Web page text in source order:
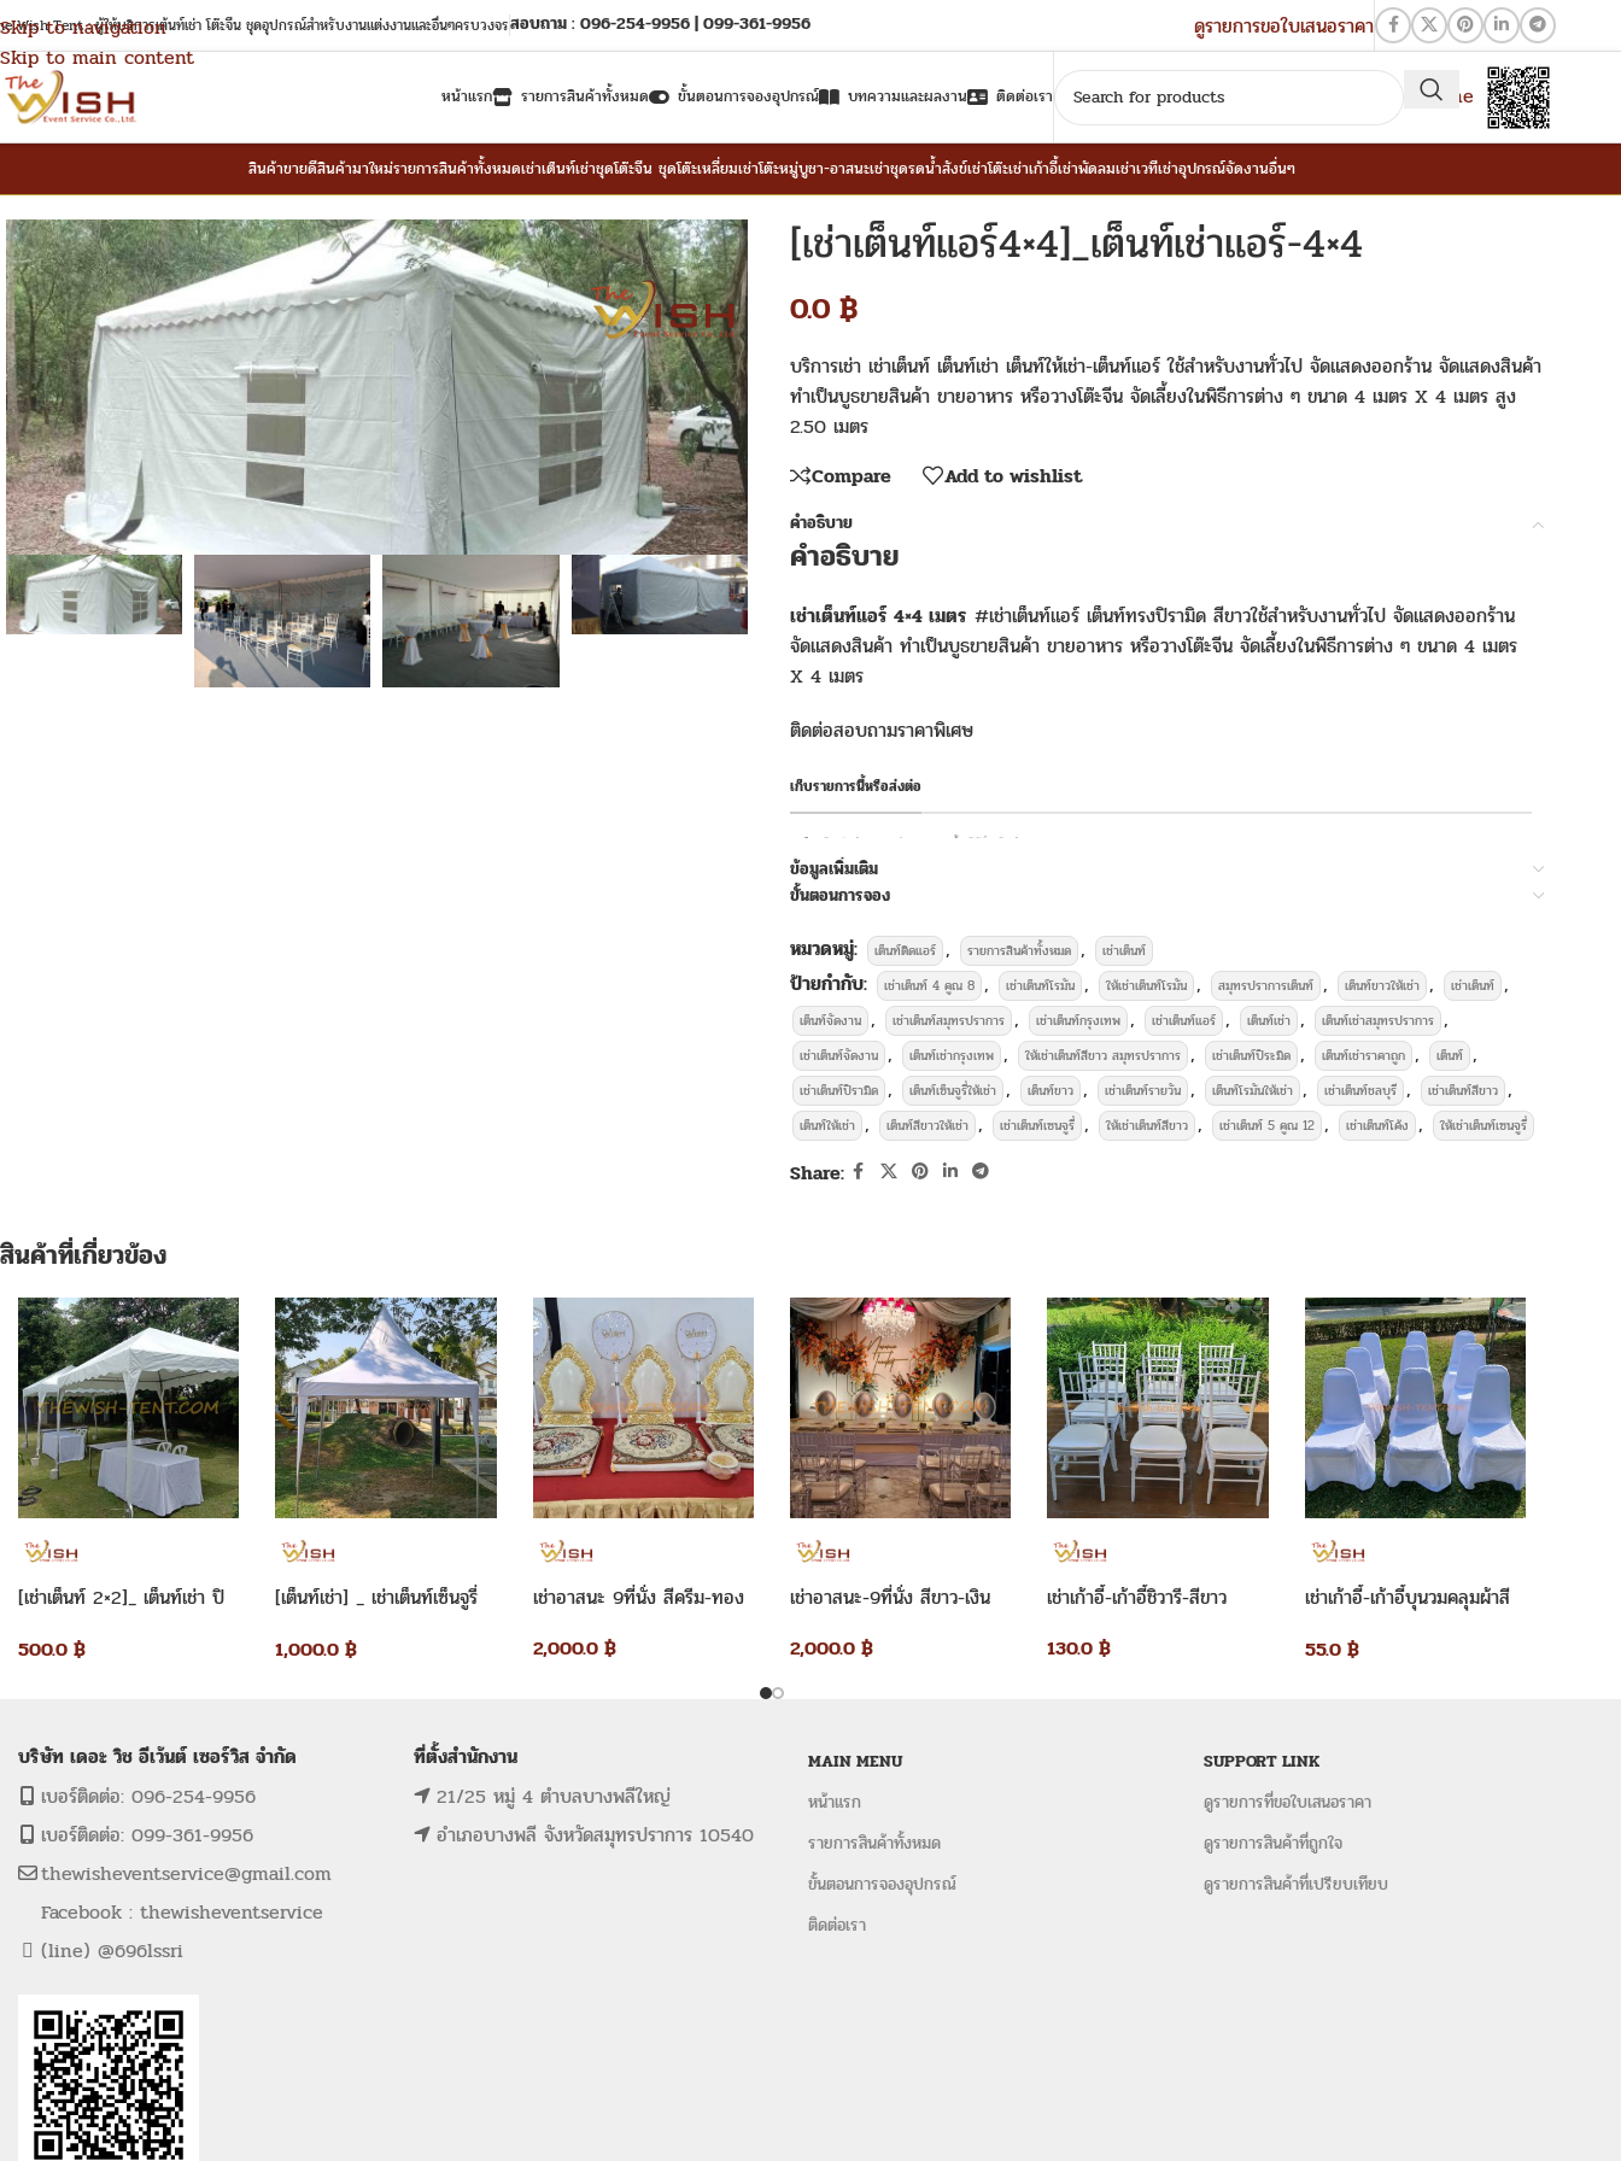
Skip to navigation
Skip to main content
Wish Tent : ผู้ให้บริการเต้นท์เช่า โต๊ะจีน ชุดอุปกรณ์สำหรับงานแต่งงานและอื่นๆครบวงจรสอบถาม : 096-254-9956 | 099-361-9956 ดูรายการขอใบเสนอราคา
หน้าแรก รายการสินค้าทั้งหมด ขั้นตอนการจองอุปกรณ์ บทความและผลงาน ติดต่อเรา QR-Line
สินค้าขายดีสินค้ามาใหม่รายการสินค้าทั้งหมดเช่าเต็นท์เช่าชุดโต๊ะจีน ชุดโต๊ะเหลี่ยมเช่าโต๊ะหมู่บูชา-อาสนะเช่าชุดรดน้ำสังข์เช่าโต๊ะเช่าเก้าอี้เช่าพัดลมเช่าเวทีเช่าอุปกรณ์จัดงานอื่นๆ
[เช่าเต็นท์แอร์4×4]_เต็นท์เช่าแอร์-4×4
0.0 ฿
บริการเช่า เช่าเต็นท์ เต็นท์เช่า เต็นท์ให้เช่า-เต็นท์แอร์ ใช้สำหรับงานทั่วไป จัดแสดงออกร้าน จัดแสดงสินค้า
ทำเป็นบูธขายสินค้า ขายอาหาร หรือวางโต๊ะจีน จัดเลี้ยงในพิธีการต่าง ๆ ขนาด 4 เมตร X 4 เมตร สูง
2.50 เมตร
Compare
Add to wishlist
คำอธิบาย
คำอธิบาย
เช่าเต็นท์แอร์ 4×4 เมตร #เช่าเต็นท์แอร์ เต็นท์ทรงปิรามิด สีขาวใช้สำหรับงานทั่วไป จัดแสดงออกร้าน
จัดแสดงสินค้า ทำเป็นบูธขายสินค้า ขายอาหาร หรือวางโต๊ะจีน จัดเลี้ยงในพิธีการต่าง ๆ ขนาด 4 เมตร
X 4 เมตร
ติดต่อสอบถามราคาพิเศษ
เก็บรายการนี้หรือส่งต่อ
แชร์สินค้าหรือส่งรายละเอียดรายการนี้ ให้ผู้อื่นไว้ดูผ่าน Social Media
Facebook
บริการให้เช่าอุปกรณ์จัดงานเลี้ยงครบวงจร
บริการให้เช่าเต็นท์แอร์-4×4-เมตร
เช่าเต็นท์-เต็นท์เช่าแอร์ใช้สำหรับงานทั่วไป จัดแสดงออกร้าน จัด
แสดงสินค้า ทำเป็นบูธขายสินค้า ขายอาหาร หรือวางโต๊ะจีน จัดเลี้ยงในพิธีการต่าง ๆ ขนาด 4 เมตร X
4 เมตร สูง 2.50 เมตร และบริการให้เช่า ชุดรดน้ำสังข์ พัดลมไอเย็น พัดลมไอน้ำ เต็นท์ โต๊ะจีน โต๊ะ
เหลี่ยมหน้าขาว เก้าอี้ เก้าอี้ชิวารี
เก้าอี้คริสตัลโซฟาสีขาว ร่มเชียงใหม่ ร่มสนาม และอุปกรณ์จัดงานอื่น ๆ
เช่าเก้าอี้พิธี
เช่าเก้าอี้ชิวารี เช่าเก้าอี้บุนวม
เช่าเก้าอี้พลาสติก
โต๊ะหมู่บูชา-อาสนะ เช่าชุดรดน้ำสังข์ เช่าโต๊ะ เช่าโต๊ะเหลี่ยมหน้าขาว
เช่าพัดลม
เช่าโต๊ะจีน+เก้าอี้บุนวม เช่าโต๊ะจีน+เก้าอี้คริสตัล เช่าโต๊ะจีน+เก้าอี้ชิวารี เช่าโต๊ะจีน+เก้าอี้พลาสติก เช่าโต๊ะ
กลม
ในการจัดงานพร้อม อุปกรณ์ครบวงจร อาทิ เต็นท์ โต๊ะจีน โต๊ะเหลี่ยม เก้าอี้ พัดลมไอนน้ำ-ไอเย็น โซฟาสี
ขาว ชุดหลุยส์ อุปกรณ์จัดเลี้ยง ทั้งแบบ modern และแบบประยุกต์ ไทยโบราณ งานแต่งงาน งานจัด
เลี้ยงทำบุญ งานประชุมสัมมนา ในราคาประหยัด สินค้าใหม่ คุณภาพเยี่ยม พร้อมให้บริการจัดงานเร่ง
งานด่วน ครบจบในที่เดียว
ติดตามอัปเดตผลงานในเพจ FACEbook
ข้อมูลเพิ่มเติม
ขั้นตอนการจอง
หมวดหมู่: เต็นท์ติดแอร์ , รายการสินค้าทั้งหมด , เช่าเต็นท์
ป้ายกำกับ: เช่าเต็นท์ 4 คูณ 8 , เช่าเต็นท์โรมัน , ให้เช่าเต็นท์โรมัน , สมุทรปราการเต็นท์ , เต็นท์ขาวให้เช่า , เช่าเต็นท์ ,
เต็นท์จัดงาน , เช่าเต็นท์สมุทรปราการ , เช่าเต็นท์กรุงเทพ , เช่าเต็นท์แอร์ , เต็นท์เช่า , เต็นท์เช่าสมุทรปราการ ,
เช่าเต็นท์จัดงาน , เต็นท์เช่ากรุงเทพ , ให้เช่าเต็นท์สีขาว สมุทรปราการ , เช่าเต็นท์ปิระมิด , เต็นท์เช่าราคาถูก , เต็นท์ ,
เช่าเต็นท์ปิรามิด , เต็นท์เซ็นจูรี่ให้เช่า , เต็นท์ขาว , เช่าเต็นท์รายวัน , เต็นท์โรมันให้เช่า , เช่าเต็นท์ชลบุรี , เช่าเต็นท์สีขาว ,
เต็นท์ให้เช่า , เต็นท์สีขาวให้เช่า , เช่าเต็นท์เซนจูรี่ , ให้เช่าเต็นท์สีขาว , เช่าเต็นท์ 5 คูณ 12 , เช่าเต็นท์โค้ง , ให้เช่าเต็นท์เซนจูรี่
Share:
สินค้าที่เกี่ยวข้อง
[เช่าเต็นท์ 2×2]_ เต็นท์เช่า ปิ
500.0 ฿
[เต็นท์เช่า] _ เช่าเต็นท์เซ็นจูรี่
1,000.0฿
เช่าอาสนะ 9ที่นั่ง สีครีม-ทอง
2,000.0 ฿
เช่าอาสนะ-9ที่นั่ง สีขาว-เงิน
2,000.0 ฿
เช่าเก้าอี้-เก้าอี้ชิวารี-สีขาว
130.0฿
เช่าเก้าอี้-เก้าอี้บุนวมคลุมผ้าสี
55.0 ฿
บริษัท เดอะ วิช อีเว้นต์ เซอร์วิส จำกัด
เบอร์ติดต่อ: 096-254-9956
เบอร์ติดต่อ: 099-361-9956
thewisheventservice@gmail.com
Facebook : thewisheventservice
(line) @696lssri
ที่ตั้งสำนักงาน
21/25 หมู่ 4 ตำบลบางพลีใหญ่
อำเภอบางพลี จังหวัดสมุทรปราการ 10540
MAIN MENU
หน้าแรก
รายการสินค้าทั้งหมด
ขั้นตอนการจองอุปกรณ์
ติดต่อเรา
SUPPORT LINK
ดูรายการที่ขอใบเสนอราคา
ดูรายการสินค้าที่ถูกใจ
ดูรายการสินค้าที่เปรียบเทียบ